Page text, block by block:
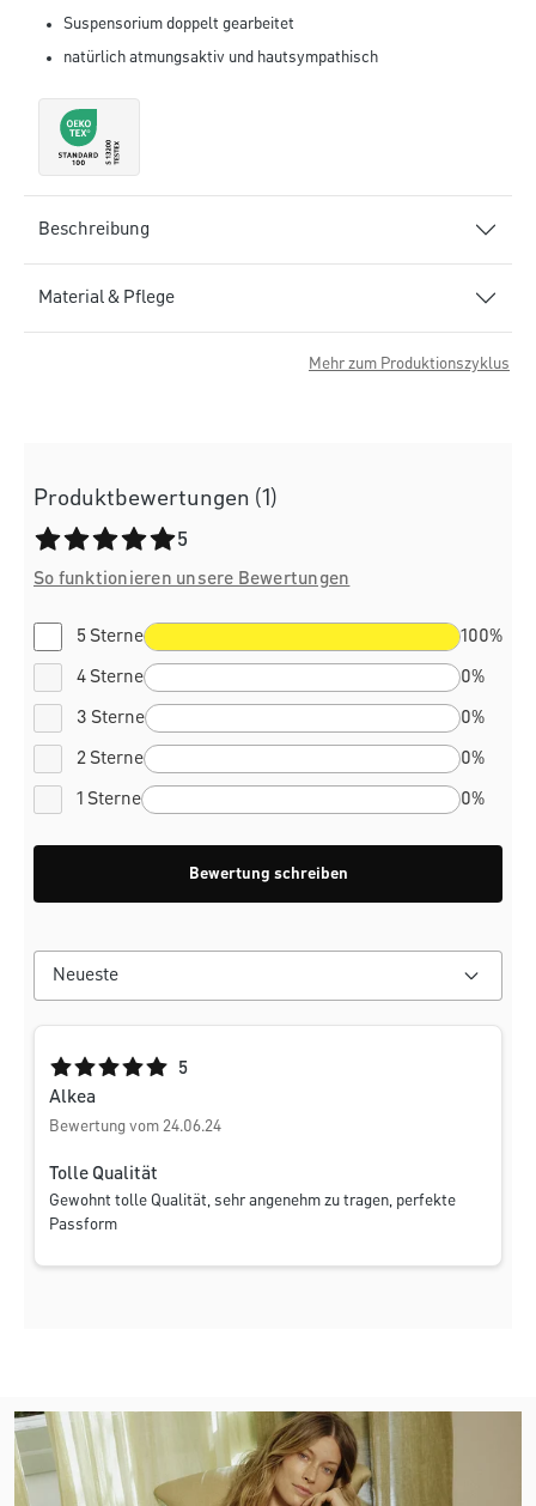
Suspensorium doppelt gearbeitet
natürlich atmungsaktiv und hautsympathisch
Beschreibung
Material & Pflege
Mehr zum Produktionszyklus
Produktbewertungen (1)
Durchschnittliche Bewertung von 5 von 5 Sternen
5
So funktionieren unsere Bewertungen
5 Sterne 100%
4 Sterne 0%
3 Sterne 0%
2 Sterne 0%
1 Sterne 0%
Bewertung schreiben
Durchschnittliche Bewertung von 5 von 5 Sternen
5
Alkea
Bewertung vom 24.06.24
Tolle Qualität
Gewohnt tolle Qualität, sehr angenehm zu tragen, perfekte
Passform